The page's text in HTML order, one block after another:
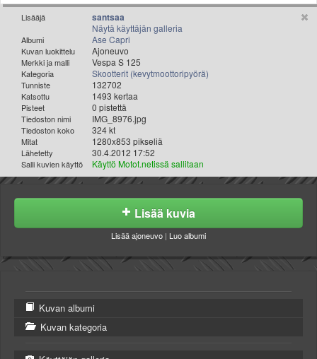
Tampereen sää
Turun sää
Oulun sää
Kuopion sää
Rovaniemen sää
MUUT
VIP-jäsenyys
Paidat ja vaatteet
Suunnittele oma paita
Mainostus
Palaute
Lisääjä santsaa
Näytä käyttäjän galleria
Albumi Ase Capri
Kuvan luokittelu Ajoneuvo
Merkki ja malli Vespa S 125
Kategoria Skootterit (kevytmoottoripyörä)
Tunniste 132702
Katsottu 1493 kertaa
Pisteet 0 pistettä
Tiedoston nimi IMG_8976.jpg
Tiedoston koko 324 kt
Mitat 1280x853 pikseliä
Lähetetty 30.4.2012 17:52
Salli kuvien käyttö Käyttö Motot.netissä sallitaan
Lisää kuvia
Lisää ajoneuvo | Luo albumi
Kuvan albumi
Kuvan kategoria